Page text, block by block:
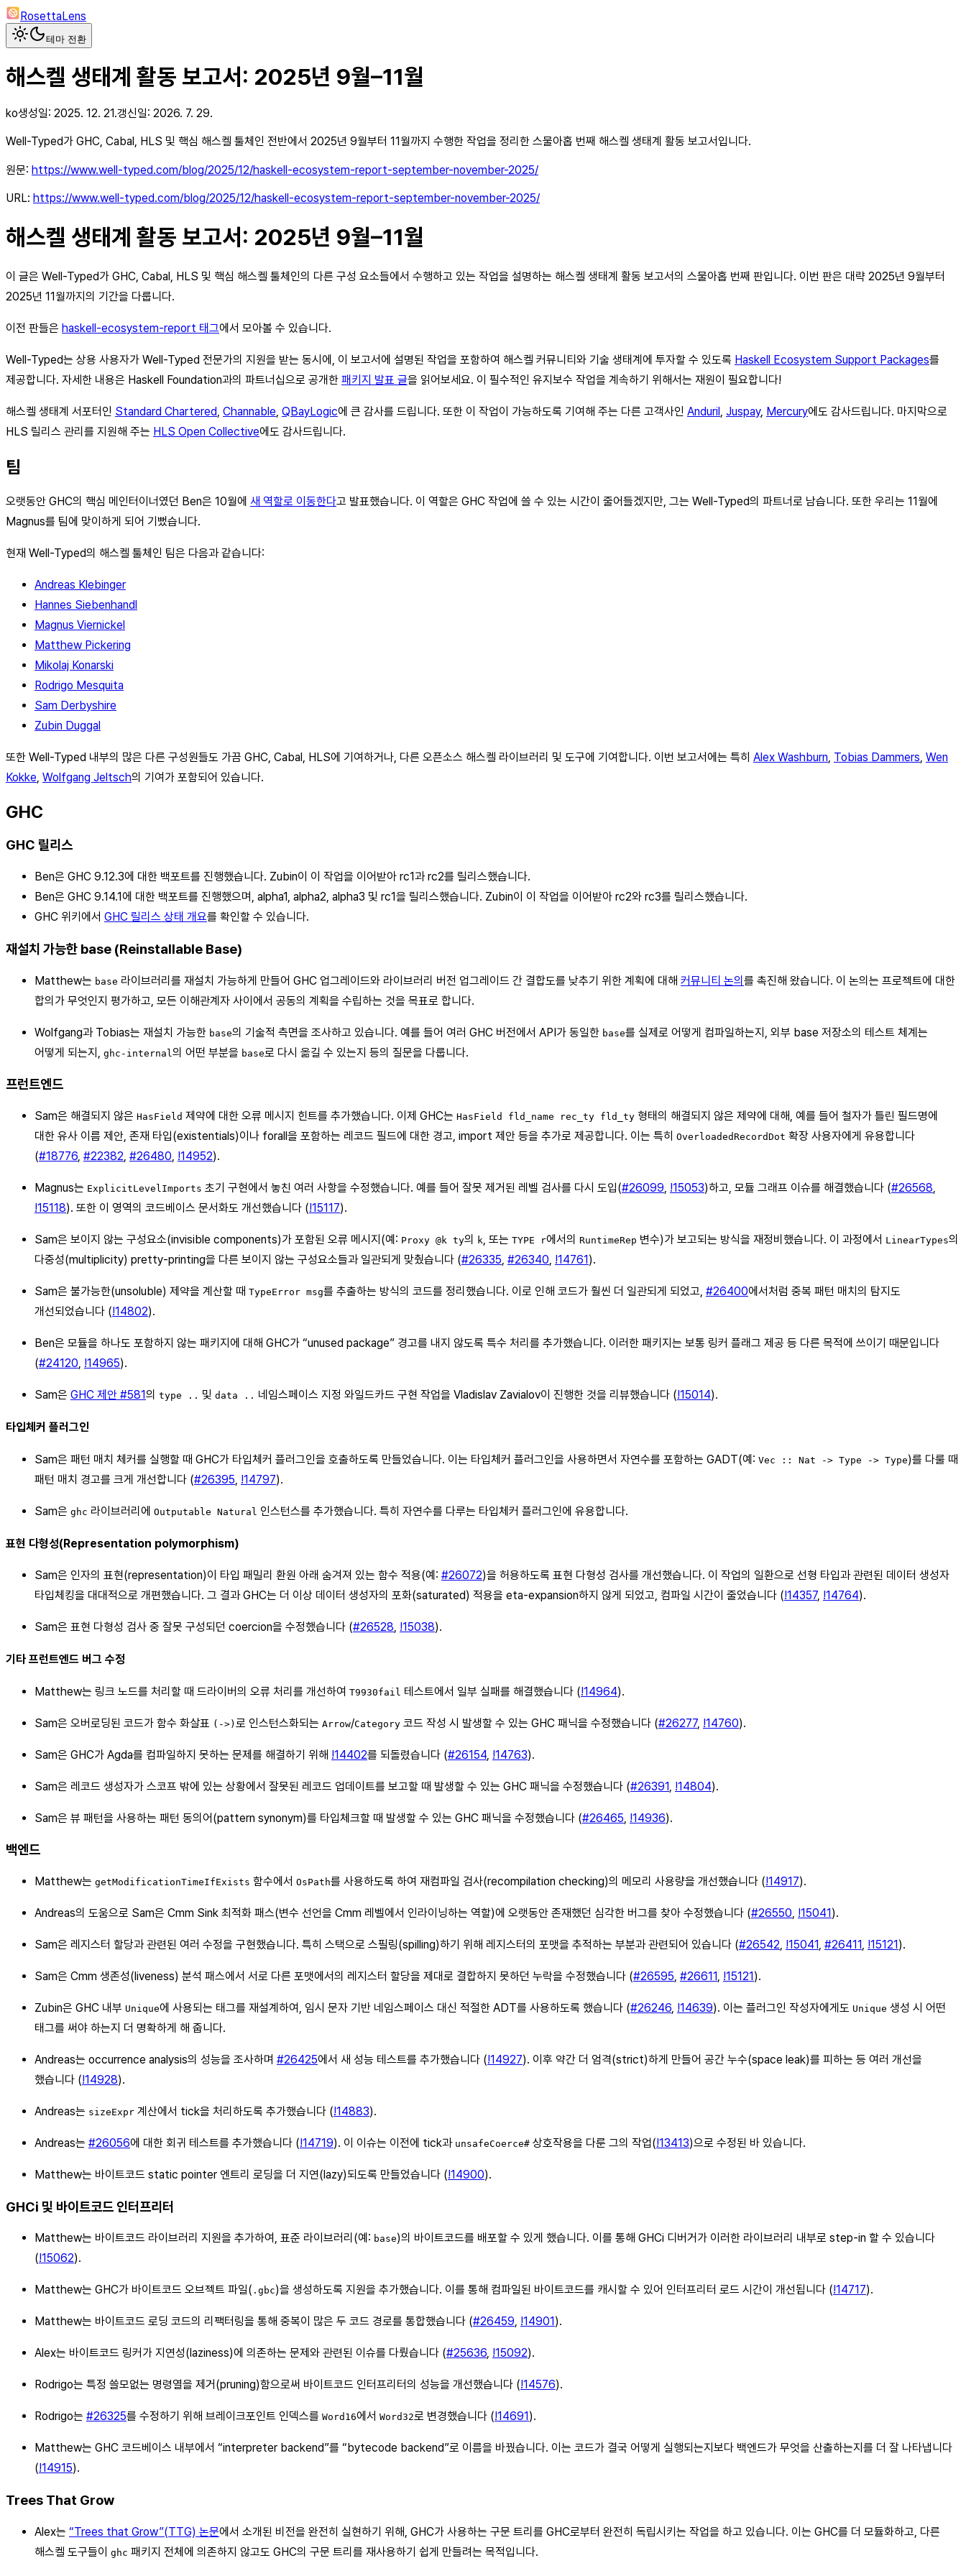
RosettaLens
테마 전환
해스켈 생태계 활동 보고서: 2025년 9월–11월
ko생성일: 2025. 12. 21.갱신일: 2026. 7. 29.
Well-Typed가 GHC, Cabal, HLS 및 핵심 해스켈 툴체인 전반에서 2025년 9월부터 11월까지 수행한 작업을 정리한 스물아홉 번째 해스켈 생태계 활동 보고서입니다.
원문: https://www.well-typed.com/blog/2025/12/haskell-ecosystem-report-september-november-2025/
URL: https://www.well-typed.com/blog/2025/12/haskell-ecosystem-report-september-november-2025/
해스켈 생태계 활동 보고서: 2025년 9월–11월
이 글은 Well-Typed가 GHC, Cabal, HLS 및 핵심 해스켈 툴체인의 다른 구성 요소들에서 수행하고 있는 작업을 설명하는 해스켈 생태계 활동 보고서의 스물아홉 번째 판입니다. 이번 판은 대략 2025년 9월부터
2025년 11월까지의 기간을 다룹니다.
이전 판들은 haskell-ecosystem-report 태그에서 모아볼 수 있습니다.
Well-Typed는 상용 사용자가 Well-Typed 전문가의 지원을 받는 동시에, 이 보고서에 설명된 작업을 포함하여 해스켈 커뮤니티와 기술 생태계에 투자할 수 있도록 Haskell Ecosystem Support Packages를
제공합니다. 자세한 내용은 Haskell Foundation과의 파트너십으로 공개한 패키지 발표 글을 읽어보세요. 이 필수적인 유지보수 작업을 계속하기 위해서는 재원이 필요합니다!
해스켈 생태계 서포터인 Standard Chartered Channable QBayLogic에 큰 감사를 드립니다. 또한 이 작업이 가능하도록 기여해 주는 다른 고객사인 Anduril Juspay, Mercury에도 감사드립니다. 마지막으로
HLS 릴리스 관리를 지원해 주는 HLS Open Collective에도 감사드립니다.
팀
오랫동안 GHC의 핵심 메인터이너였던 Ben은 10월에 새 역할로 이동한다고 발표했습니다. 이 역할은 GHC 작업에 쓸 수 있는 시간이 줄어들겠지만, 그는 Well-Typed의 파트너로 남습니다. 또한 우리는 11월에
Magnus를 팀에 맞이하게 되어 기뻤습니다.
현재 Well-Typed의 해스켈 툴체인 팀은 다음과 같습니다:
Andreas Klebinger
Hannes Siebenhandl
Magnus Viernickel
Matthew Pickering
Mikolaj Konarski
Rodrigo Mesquita
Sam Derbyshire
Zubin Duggal
또한 Well-Typed 내부의 많은 다른 구성원들도 가끔 GHC, Cabal, HLS에 기여하거나, 다른 오픈소스 해스켈 라이브러리 및 도구에 기여합니다. 이번 보고서에는 특히 Alex Washburn Tobias Dammers Wen
Kokke Wolfgang Jeltsch의 기여가 포함되어 있습니다.
GHC
GHC 릴리스
Ben은 GHC 9.12.3에 대한 백포트를 진행했습니다. Zubin이 이 작업을 이어받아 rc1과 rc2를 릴리스했습니다.
Ben은 GHC 9.14.1에 대한 백포트를 진행했으며, alpha1, alpha2, alpha3 및 rc1을 릴리스했습니다. Zubin이 이 작업을 이어받아 rc2와 rc3를 릴리스했습니다.
GHC 위키에서 GHC 릴리스 상태 개요를 확인할 수 있습니다.
재설치 가능한 base (Reinstallable Base)
Matthew는 base 라이브러리를 재설치 가능하게 만들어 GHC 업그레이드와 라이브러리 버전 업그레이드 간 결합도를 낮추기 위한 계획에 대해 커뮤니티 논의 를 촉진해 왔습니다. 이 논의는 프로젝트에 대한
합의가 무엇인지 평가하고, 모든 이해관계자 사이에서 공동의 계획을 수립하는 것을 목표로 합니다.
Wolfgang과 Tobias는 재설치 가능한 base의 기술적 측면을 조사하고 있습니다. 예를 들어 여러 GHC 버전에서 API가 동일한 base를 실제로 어떻게 컴파일하는지, 외부 base 저장소의 테스트 체계는
어떻게 되는지,
ghc-internal 의 어떤 부분을 base로 다시 옮길 수 있는지 등의 질문을 다룹니다.
프런트엔드
Sam은 해결되지 않은 HasField 제약에 대한 오류 메시지 힌트를 추가했습니다. 이제 GHC는 HasField fld_name rec_ty fld_ty 형태의 해결되지 않은 제약에 대해, 예를 들어 철자가 틀린 필드명에
대한 유사 이름 제안, 존재 타입(existentials)이나 forall을 포함하는 레코드 필드에 대한 경고, import 제안 등을 추가로 제공합니다. 이는 특히 OverloadedRecordDot 확장 사용자에게 유용합니다
(#18776, #22382, #26480, !14952).
Magnus는 ExplicitLevelImports 초기 구현에서 놓친 여러 사항을 수정했습니다. 예를 들어 잘못 제거된 레벨 검사를 다시 도입(#26099, !15053)하고, 모듈 그래프 이슈를 해결했습니다 (#26568,
!15118). 또한 이 영역의 코드베이스 문서화도 개선했습니다 (!15117).
Sam은 보이지 않는 구성요소(invisible components)가 포함된 오류 메시지(예: Proxy @k ty의 k, 또는 TYPE r에서의 RuntimeRep 변수)가 보고되는 방식을 재정비했습니다. 이 과정에서 LinearTypes의
다중성(multiplicity) pretty-printing을 다른 보이지 않는 구성요소들과 일관되게 맞췄습니다 (#26335, #26340, !14761).
Sam은 불가능한(unsoluble) 제약을 계산할 때 TypeError msg를 추출하는 방식의 코드를 정리했습니다. 이로 인해 코드가 훨씬 더 일관되게 되었고, #26400에서처럼 중복 패턴 매치의 탐지도
개선되었습니다 (!14802).
Ben은 모듈을 하나도 포함하지 않는 패키지에 대해 GHC가 “unused package” 경고를 내지 않도록 특수 처리를 추가했습니다. 이러한 패키지는 보통 링커 플래그 제공 등 다른 목적에 쓰이기 때문입니다
(#24120, !14965).
Sam은 GHC 제안 #581의 type .. 및 data .. 네임스페이스 지정 와일드카드 구현 작업을 Vladislav Zavialov이 진행한 것을 리뷰했습니다 (!15014).
타입체커 플러그인
Sam은 패턴 매치 체커를 실행할 때 GHC가 타입체커 플러그인을 호출하도록 만들었습니다. 이는 타입체커 플러그인을 사용하면서 자연수를 포함하는 GADT(예: Vec :: Nat -> Type -> Type)를 다룰 때
패턴 매치 경고를 크게 개선합니다 (#26395 !14797).
Sam은 ghc 라이브러리에 Outputable Natural 인스턴스를 추가했습니다. 특히 자연수를 다루는 타입체커 플러그인에 유용합니다.
표현 다형성(Representation polymorphism)
Sam은 인자의 표현(representation)이 타입 패밀리 환원 아래 숨겨져 있는 함수 적용(예: #26072)을 허용하도록 표현 다형성 검사를 개선했습니다. 이 작업의 일환으로 선형 타입과 관련된 데이터 생성자
타입체킹을 대대적으로 개편했습니다. 그 결과 GHC는 더 이상 데이터 생성자의 포화(saturated) 적용을 eta-expansion하지 않게 되었고, 컴파일 시간이 줄었습니다 (!14357, !14764).
Sam은 표현 다형성 검사 중 잘못 구성되던 coercion을 수정했습니다 (#26528, !15038).
기타 프런트엔드 버그 수정
Matthew는 링크 노드를 처리할 때 드라이버의 오류 처리를 개선하여 T9930fail 테스트에서 일부 실패를 해결했습니다 (!14964).
Sam은 오버로딩된 코드가 함수 화살표 (->) 로 인스턴스화되는 Arrow/Category 코드 작성 시 발생할 수 있는 GHC 패닉을 수정했습니다 (#26277, !14760).
Sam은 GHC가 Agda를 컴파일하지 못하는 문제를 해결하기 위해 !14402를 되돌렸습니다 (#26154 !14763).
Sam은 레코드 생성자가 스코프 밖에 있는 상황에서 잘못된 레코드 업데이트를 보고할 때 발생할 수 있는 GHC 패닉을 수정했습니다 (#26391 !14804).
Sam은 뷰 패턴을 사용하는 패턴 동의어(pattern synonym)를 타입체크할 때 발생할 수 있는 GHC 패닉을 수정했습니다 (#26465 !14936).
백엔드
Matthew는 getModificationTimeIfExists 함수에서 OsPath를 사용하도록 하여 재컴파일 검사(recompilation checking)의 메모리 사용량을 개선했습니다 (!14917).
Andreas의 도움으로 Sam은 Cmm Sink 최적화 패스(변수 선언을 Cmm 레벨에서 인라이닝하는 역할)에 오랫동안 존재했던 심각한 버그를 찾아 수정했습니다 (#26550, !15041).
Sam은 레지스터 할당과 관련된 여러 수정을 구현했습니다. 특히 스택으로 스필링(spilling)하기 위해 레지스터의 포맷을 추적하는 부분과 관련되어 있습니다 (#26542, !15041, #26411, !15121).
Sam은 Cmm 생존성(liveness) 분석 패스에서 서로 다른 포맷에서의 레지스터 할당을 제대로 결합하지 못하던 누락을 수정했습니다 (#26595, #26611, !15121).
Zubin은 GHC 내부 Unique에 사용되는 태그를 재설계하여, 임시 문자 기반 네임스페이스 대신 적절한 ADT를 사용하도록 했습니다 (#26246, !14639). 이는 플러그인 작성자에게도 Unique 생성 시 어떤
태그를 써야 하는지 더 명확하게 해 줍니다.
Andreas는 occurrence analysis의 성능을 조사하며 #26425에서 새 성능 테스트를 추가했습니다 (!14927). 이후 약간 더 엄격(strict)하게 만들어 공간 누수(space leak)를 피하는 등 여러 개선을
했습니다 (!14928).
Andreas는 sizeExpr 계산에서 tick을 처리하도록 추가했습니다 (!14883).
Andreas는 #26056에 대한 회귀 테스트를 추가했습니다 (!14719). 이 이슈는 이전에 tick과 unsafeCoerce# 상호작용을 다룬 그의 작업(!13413)으로 수정된 바 있습니다.
Matthew는 바이트코드 static pointer 엔트리 로딩을 더 지연(lazy)되도록 만들었습니다 (!14900).
GHCi 및 바이트코드 인터프리터
Matthew는 바이트코드 라이브러리 지원을 추가하여, 표준 라이브러리(예: base)의 바이트코드를 배포할 수 있게 했습니다. 이를 통해 GHCi 디버거가 이러한 라이브러리 내부로 step-in 할 수 있습니다
(!15062).
Matthew는 GHC가 바이트코드 오브젝트 파일( .gbc)을 생성하도록 지원을 추가했습니다. 이를 통해 컴파일된 바이트코드를 캐시할 수 있어 인터프리터 로드 시간이 개선됩니다 (!14717).
Matthew는 바이트코드 로딩 코드의 리팩터링을 통해 중복이 많은 두 코드 경로를 통합했습니다 (#26459, !14901 ).
Alex는 바이트코드 링커가 지연성(laziness)에 의존하는 문제와 관련된 이슈를 다뤘습니다 (#25636, !15092).
Rodrigo는 특정 쓸모없는 명령열을 제거(pruning)함으로써 바이트코드 인터프리터의 성능을 개선했습니다 (!14576).
Rodrigo는 #26325를 수정하기 위해 브레이크포인트 인덱스를 Word16에서 Word32로 변경했습니다 (!14691 ).
Matthew는 GHC 코드베이스 내부에서 “interpreter backend”를 “bytecode backend”로 이름을 바꿨습니다. 이는 코드가 결국 어떻게 실행되는지보다 백엔드가 무엇을 산출하는지를 더 잘 나타냅니다
(!14915).
Trees That Grow
Alex는 “Trees that Grow”(TTG) 논문에서 소개된 비전을 완전히 실현하기 위해, GHC가 사용하는 구문 트리를 GHC로부터 완전히 독립시키는 작업을 하고 있습니다. 이는 GHC를 더 모듈화하고, 다른
해스켈 도구들이
ghc 패키지 전체에 의존하지 않고도 GHC의 구문 트리를 재사용하기 쉽게 만들려는 목적입니다.